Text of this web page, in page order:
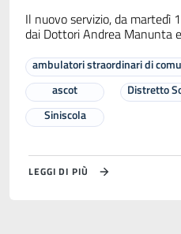
Il nuovo servizio, da martedì
dai Dottori Andrea Manunta
ambulatori straordinari di
ascot
Distretto
Siniscola
LEGGI DI PIÙ